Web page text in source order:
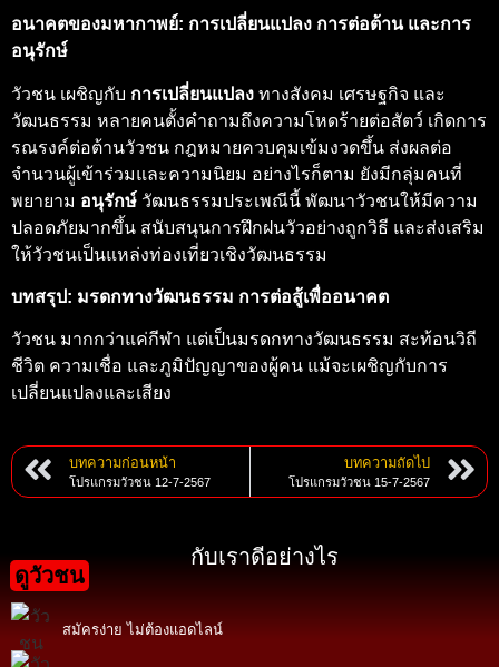
อนาคตของมหากาพย์: การเปลี่ยนแปลง การต่อต้าน และการ
อนุรักษ์
วัวชน เผชิญกับ การเปลี่ยนแปลง ทางสังคม เศรษฐกิจ และ
วัฒนธรรม หลายคนตั้งคำถามถึงความโหดร้ายต่อสัตว์ เกิดการ
รณรงค์ต่อต้านวัวชน กฎหมายควบคุมเข้มงวดขึ้น ส่งผลต่อ
จำนวนผู้เข้าร่วมและความนิยม อย่างไรก็ตาม ยังมีกลุ่มคนที่
พยายาม อนุรักษ์ วัฒนธรรมประเพณีนี้ พัฒนาวัวชนให้มีความ
ปลอดภัยมากขึ้น สนับสนุนการฝึกฝนวัวอย่างถูกวิธี และส่งเสริม
ให้วัวชนเป็นแหล่งท่องเที่ยวเชิงวัฒนธรรม
บทสรุป: มรดกทางวัฒนธรรม การต่อสู้เพื่ออนาคต
วัวชน มากกว่าแค่กีฬา แต่เป็นมรดกทางวัฒนธรรม สะท้อนวิถี
ชีวิต ความเชื่อ และภูมิปัญญาของผู้คน แม้จะเผชิญกับการ
เปลี่ยนแปลงและเสียง
บทความก่อนหน้า
โปรแกรมวัวชน 12-7-2567
บทความถัดไป
โปรแกรมวัวชน 15-7-2567
ดูวัวชน
กับเราดีอย่างไร
สมัครง่าย ไม่ต้องแอดไลน์